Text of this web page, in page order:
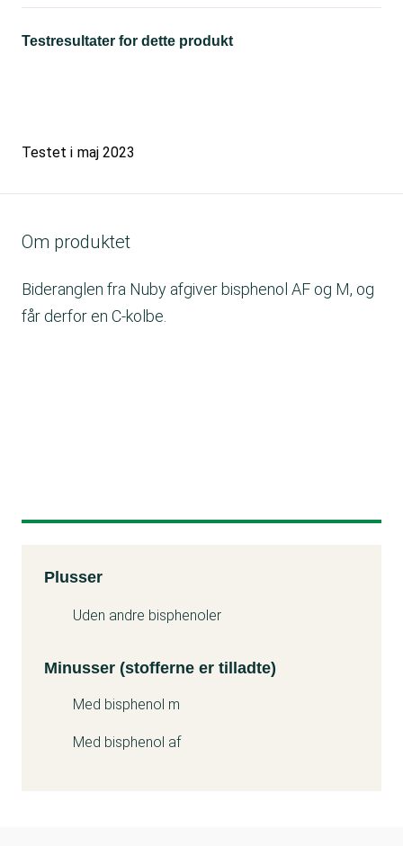
Testresultater for dette produkt
Testet i maj 2023
Om produktet
Bideranglen fra Nuby afgiver bisphenol AF og M, og
får derfor en C-kolbe.
Kemitest
Plusser
Uden andre bisphenoler
Minusser (stofferne er tilladte)
Med bisphenol m
Med bisphenol af